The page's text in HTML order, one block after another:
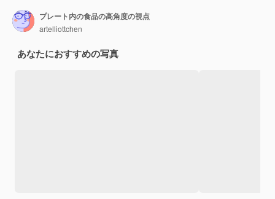
プレート内の食品の高角度の視点
artelliottchen
あなたにおすすめの写真